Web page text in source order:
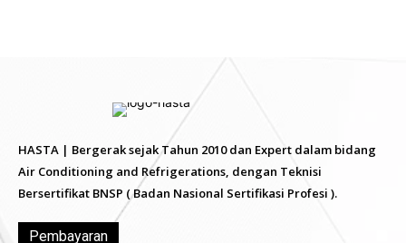
HASTA | Bergerak sejak Tahun 2010 dan Expert dalam bidang
Air Conditioning and Refrigerations, dengan Teknisi
Bersertifikat BNSP ( Badan Nasional Sertifikasi Profesi ).
Pembayaran